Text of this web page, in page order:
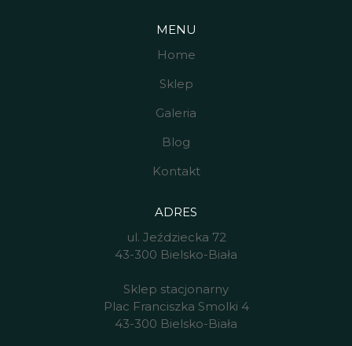
MENU
Home
Sklep
Galeria
Blog
Kontakt
ADRES
ul. Jeździecka 72
43-300 Bielsko-Biała
Sklep stacjonarny
Plac Franciszka Smolki 4
43-300 Bielsko-Biała